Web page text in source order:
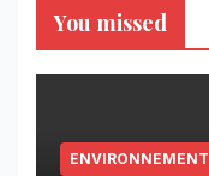
You missed
ENVIRONNEMENT